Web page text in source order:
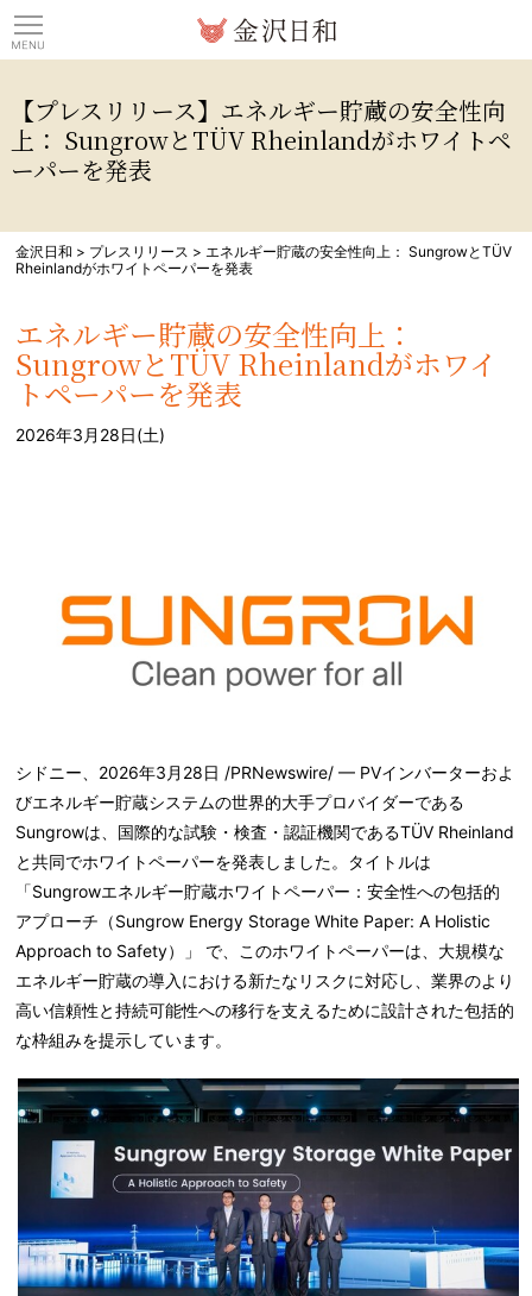
【プレスリリース】エネルギー貯蔵の安全性向
上： SungrowとTÜV Rheinlandがホワイトペ
ーパーを発表
金沢日和 > プレスリリース >エネルギー貯蔵の安全性向上： SungrowとTÜV
Rheinlandがホワイトペーパーを発表
エネルギー貯蔵の安全性向上：
SungrowとTÜV Rheinlandがホワイ
トペーパーを発表
2026年3月28日(土)
シドニー、2026年3月28日 /PRNewswire/ — PVインバーターおよ
びエネルギー貯蔵システムの世界的大手プロバイダーである
Sungrowは、国際的な試験・検査・認証機関であるTÜV Rheinland
と共同でホワイトペーパーを発表しました。タイトルは
「Sungrowエネルギー貯蔵ホワイトペーパー：安全性への包括的
アプローチ（Sungrow Energy Storage White Paper: A Holistic
Approach to Safety）
」 で、このホワイトペーパーは、大規模な
エネルギー貯蔵の導入における新たなリスクに対応し、業界のより
高い信頼性と持続可能性への移行を支えるために設計された包括的
な枠組みを提示しています。